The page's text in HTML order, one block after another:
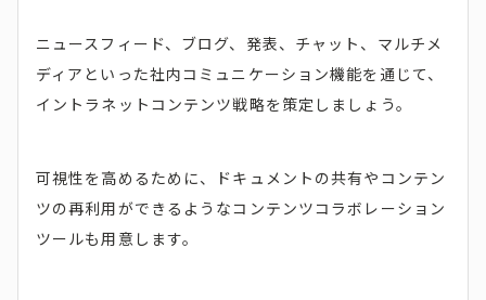
ニュースフィード、ブログ、発表、チャット、マルチメ
ディアといった社内コミュニケーション機能を通じて、
イントラネットコンテンツ戦略を策定しましょう。
可視性を高めるために、ドキュメントの共有やコンテン
ツの再利用ができるようなコンテンツコラボレーション
ツールも用意します。